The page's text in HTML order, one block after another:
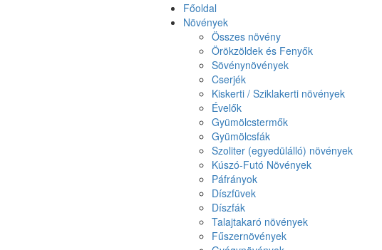
Főoldal
Növények
Összes növény
Örökzöldek és Fenyők
Sövénynövények
Cserjék
Kiskerti / Sziklakerti növények
Évelők
Gyümölcstermők
Gyümölcsfák
Szoliter (egyedülálló) növények
Kúszó-Futó Növények
Páfrányok
Díszfüvek
Díszfák
Talajtakaró növények
Fűszernövények